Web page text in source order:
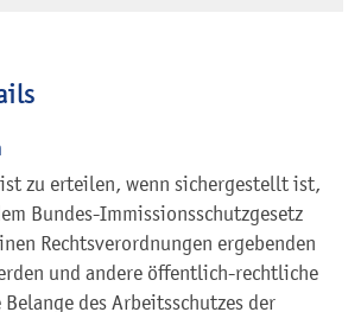
zu erteilen, wenn sichergestellt ist,
Bundes-Immissionsschutzgesetz
Rechtsverordnungen ergebenden
und andere öffentlich-rechtliche
des Arbeitsschutzes der